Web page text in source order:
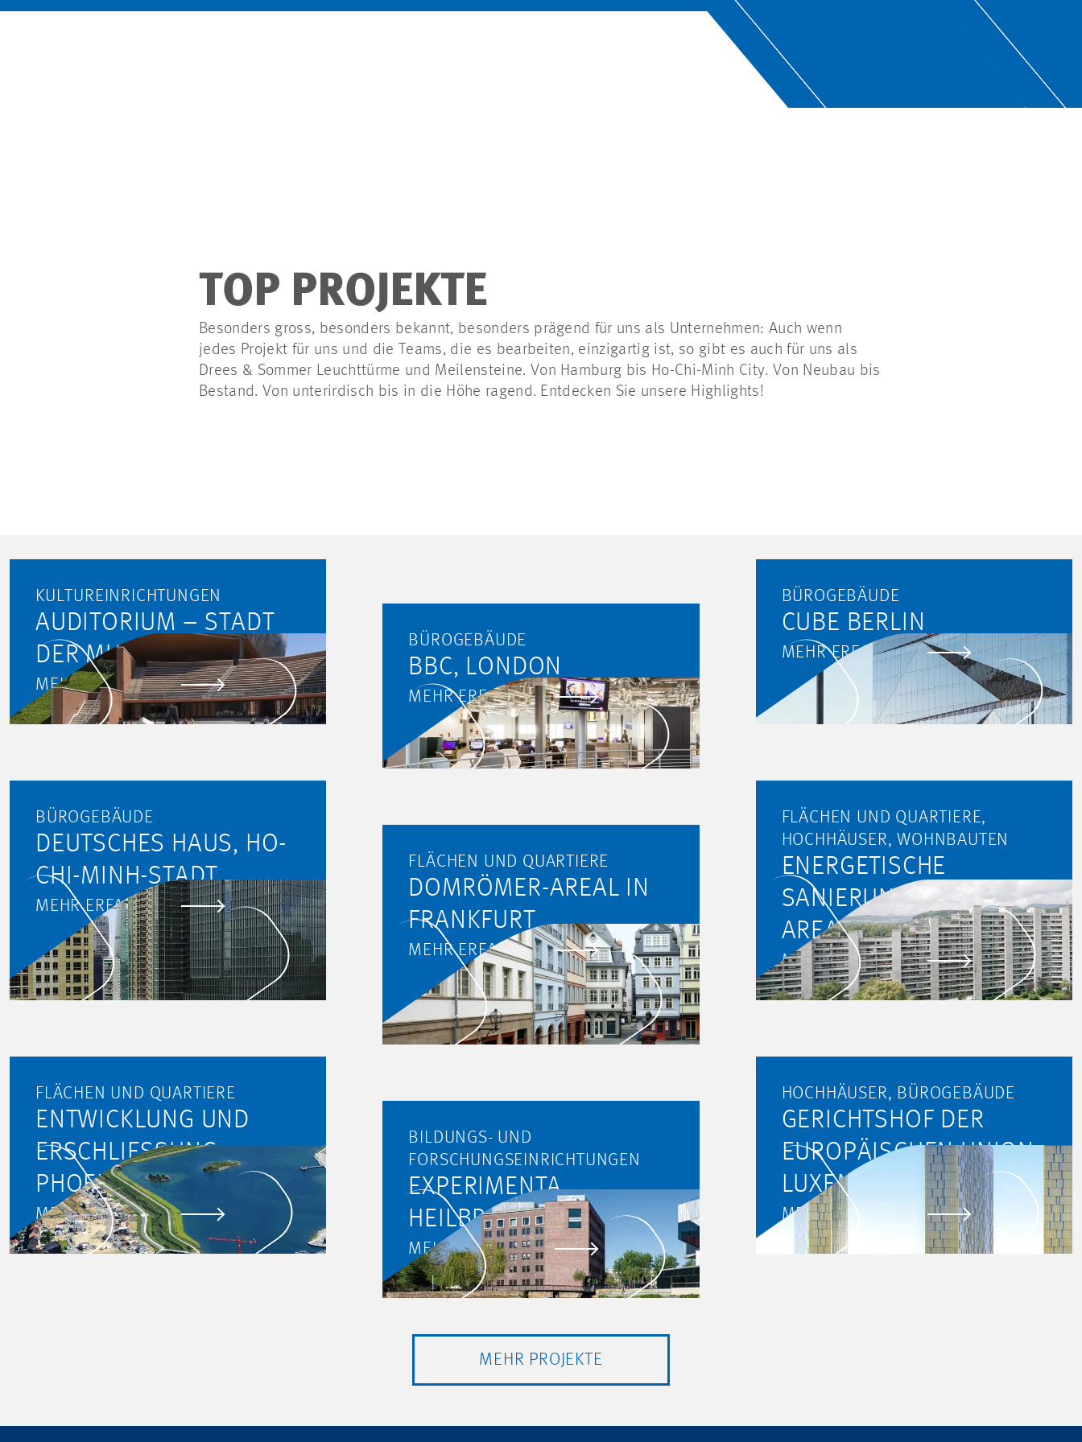
TOP PROJEKTE
Besonders gross, besonders bekannt, besonders prägend für uns als Unternehmen: Auch wenn
jedes Projekt für uns und die Teams, die es bearbeiten, einzigartig ist, so gibt es auch für uns als
Drees & Sommer Leuchttürme und Meilensteine. Von Hamburg bis Ho-Chi-Minh City. Von Neubau bis
Bestand. Von unterirdisch bis in die Höhe ragend. Entdecken Sie unsere Highlights!
KULTUREINRICHTUNGEN
AUDITORIUM – STADT
DER MUSIK, ROM
MEHR ERFAHREN
BÜROGEBÄUDE
BBC, LONDON
MEHR ERFAHREN
BÜROGEBÄUDE
CUBE BERLIN
MEHR ERFAHREN
BÜROGEBÄUDE
DEUTSCHES HAUS, HO-
CHI-MINH-STADT
MEHR ERFAHREN
FLÄCHEN UND QUARTIERE
DOMRÖMER-AREAL IN
FRANKFURT
MEHR ERFAHREN
FLÄCHEN UND QUARTIERE,
HOCHHÄUSER, WOHNBAUTEN
ENERGETISCHE
SANIERUNG TELLI-
AREAL, AARAU
MEHR ERFAHREN
FLÄCHEN UND QUARTIERE
ENTWICKLUNG UND
ERSCHLIESSUNG
PHOENIX SEE,
DORTMUND
MEHR ERFAHREN
BILDUNGS- UND
FORSCHUNGSEINRICHTUNGEN
EXPERIMENTA
HEILBRONN
MEHR ERFAHREN
HOCHHÄUSER, BÜROGEBÄUDE
GERICHTSHOF DER
EUROPÄISCHEN UNION,
LUXEMBURG
MEHR ERFAHREN
MEHR PROJEKTE